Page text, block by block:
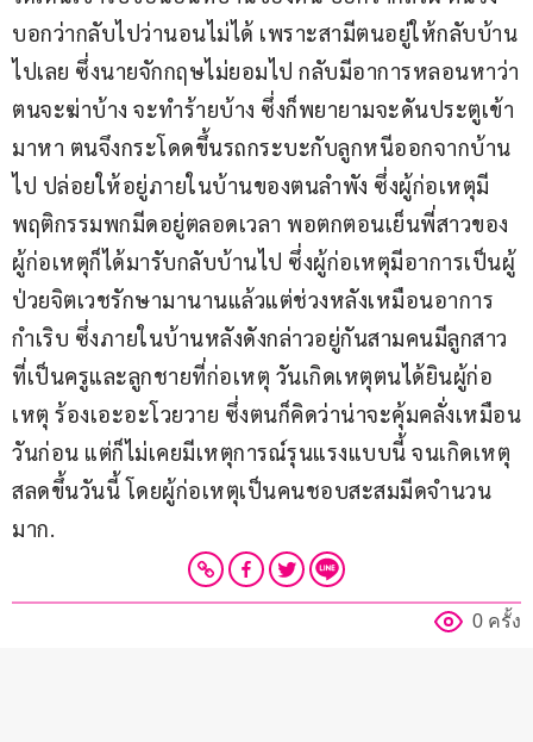
บอกว่ากลับไปว่านอนไม่ได้ เพราะสามีตนอยู่ให้กลับบ้าน
ไปเลย ซึ่งนายจักกฤษไม่ยอมไป กลับมีอาการหลอนหาว่า
ตนจะฆ่าบ้าง จะทำร้ายบ้าง ซึ่งก็พยายามจะดันประตูเข้า
มาหา ตนจึงกระโดดขึ้นรถกระบะกับลูกหนีออกจากบ้าน
ไป ปล่อยให้อยู่ภายในบ้านของตนลำพัง ซึ่งผู้ก่อเหตุมี
พฤติกรรมพกมีดอยู่ตลอดเวลา พอตกตอนเย็นพี่สาวของ
ผู้ก่อเหตุก็ได้มารับกลับบ้านไป ซึ่งผู้ก่อเหตุมีอาการเป็นผู้
ป่วยจิตเวชรักษามานานแล้วแต่ช่วงหลังเหมือนอาการ
กำเริบ ซึ่งภายในบ้านหลังดังกล่าวอยู่กันสามคนมีลูกสาว
ที่เป็นครูและลูกชายที่ก่อเหตุ วันเกิดเหตุตนได้ยินผู้ก่อ
เหตุ ร้องเอะอะโวยวาย ซึ่งตนก็คิดว่าน่าจะคุ้มคลั่งเหมือน
วันก่อน แต่ก็ไม่เคยมีเหตุการณ์รุนแรงแบบนี้ จนเกิดเหตุ
สลดขึ้นวันนี้ โดยผู้ก่อเหตุเป็นคนชอบสะสมมีดจำนวน
มาก.
0 ครั้ง